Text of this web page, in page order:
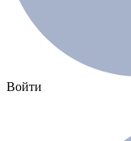
Войти